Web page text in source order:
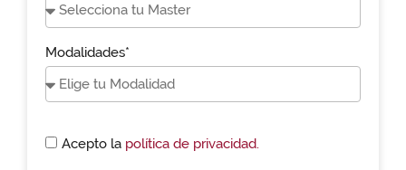
Modalidades*
Acepto la política de privacidad.